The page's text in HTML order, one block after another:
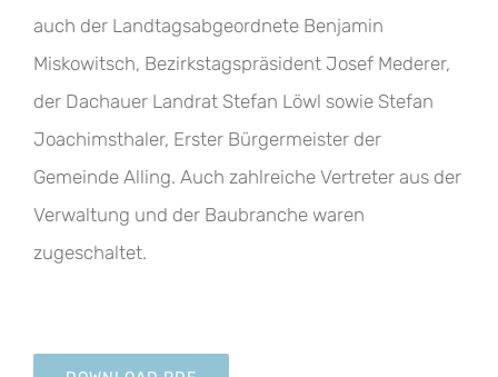
auch der Landtagsabgeordnete Benjamin
Miskowitsch, Bezirkstagspräsident Josef Mederer,
der Dachauer Landrat Stefan Löwl sowie Stefan
Joachimsthaler, Erster Bürgermeister der
Gemeinde Alling. Auch zahlreiche Vertreter aus der
Verwaltung und der Baubranche waren
zugeschaltet.